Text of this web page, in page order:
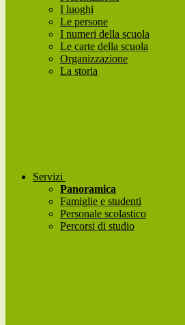
I luoghi
Le persone
I numeri della scuola
Le carte della scuola
Organizzazione
La storia
Servizi
Panoramica
Famiglie e studenti
Personale scolastico
Percorsi di studio